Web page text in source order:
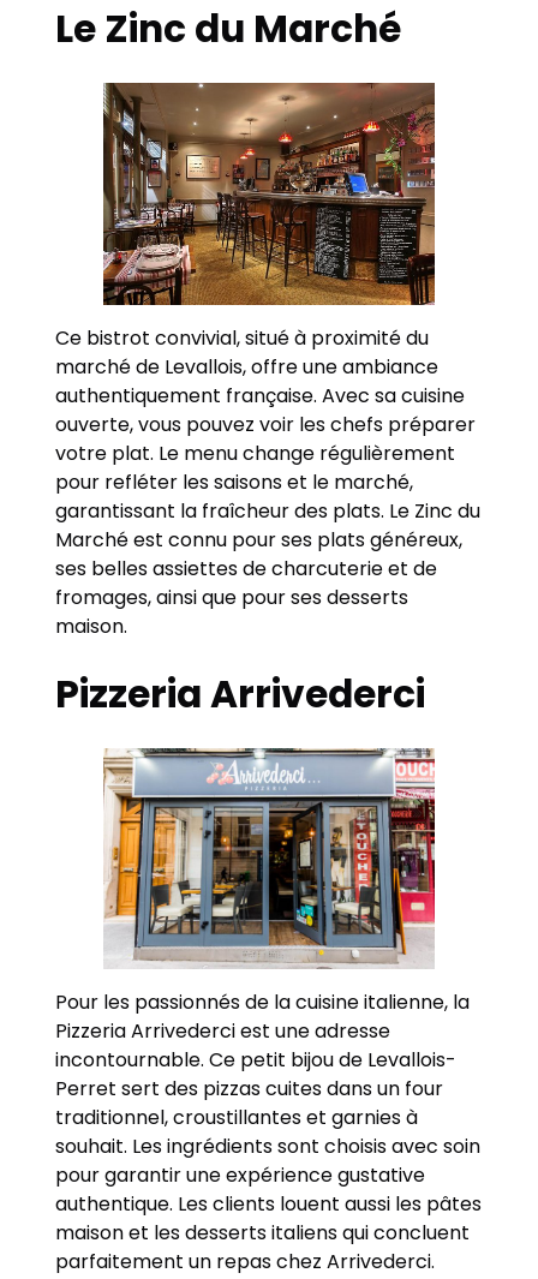
Le Zinc du Marché
Ce bistrot convivial, situé à proximité du
marché de Levallois, offre une ambiance
authentiquement française. Avec sa cuisine
ouverte, vous pouvez voir les chefs préparer
votre plat. Le menu change régulièrement
pour refléter les saisons et le marché,
garantissant la fraîcheur des plats. Le Zinc du
Marché est connu pour ses plats généreux,
ses belles assiettes de charcuterie et de
fromages, ainsi que pour ses desserts
maison.
Pizzeria Arrivederci
Pour les passionnés de la cuisine italienne, la
Pizzeria Arrivederci est une adresse
incontournable. Ce petit bijou de Levallois-
Perret sert des pizzas cuites dans un four
traditionnel, croustillantes et garnies à
souhait. Les ingrédients sont choisis avec soin
pour garantir une expérience gustative
authentique. Les clients louent aussi les pâtes
maison et les desserts italiens qui concluent
parfaitement un repas chez Arrivederci.